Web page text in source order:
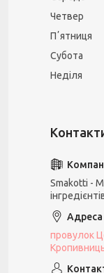
Четвер
Пʼятниця
Субота
Неділя
Smakotti -
провулок